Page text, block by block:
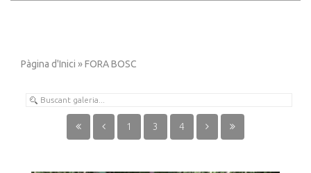
Pàgina d'Inici » FORA BOSC
1 3 4